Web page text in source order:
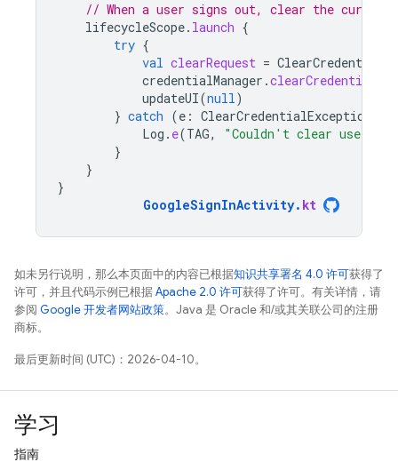
// When a user signs out, clear the
lifecycleScope. launch {
try {
val clearRequest =
credentialManager .
updateUI(null)
} catch (e : ClearCredentialException
Log . e(TAG,
"Couldn't clear user
}
}
}
GoogleSignInActivity. kt
如未另行说明，那么本页面中的内容已根据知识共享署名 4.0 许可获得了
许可，并且代码示例已根据Apache 2.0 许可获得了许可。有关详情，请
参阅 Google 开发者网站政策。Java 是 Oracle 和/或其关联公司的注册
商标。
最后更新时间 (UTC)：2026-04-10。
学习
指南